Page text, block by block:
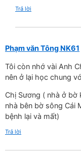
Trả lời
Phạm văn Tông NK61
Tôi còn nhớ vài Anh
nên ở lại học chung
Chị Sương ( nhà ở bờ
nhà bên bờ sông Cái
bệnh lại và mất)
Trả lời